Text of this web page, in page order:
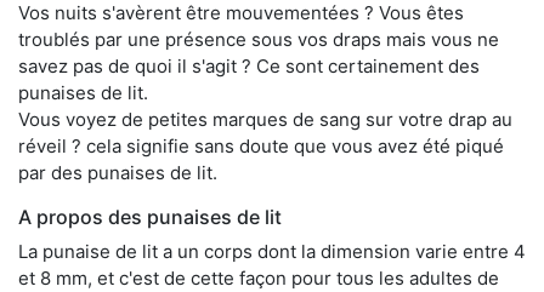
Vos nuits s'avèrent être mouvementées ? Vous êtes
troublés par une présence sous vos draps mais vous ne
savez pas de quoi il s'agit ? Ce sont certainement des
punaises de lit.
Vous voyez de petites marques de sang sur votre drap au
réveil ? cela signifie sans doute que vous avez été piqué
par des punaises de lit.
A propos des punaises de lit
La punaise de lit a un corps dont la dimension varie entre 4
et 8 mm, et c'est de cette façon pour tous les adultes de